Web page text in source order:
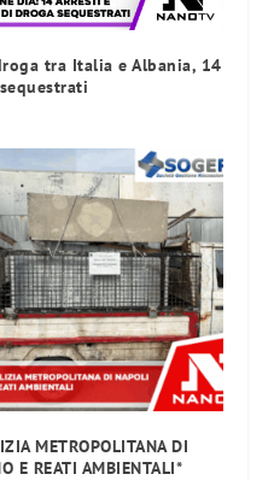
tra Italia e Albania, 14
METROPOLITANA DI
E REATI AMBIENTALI*